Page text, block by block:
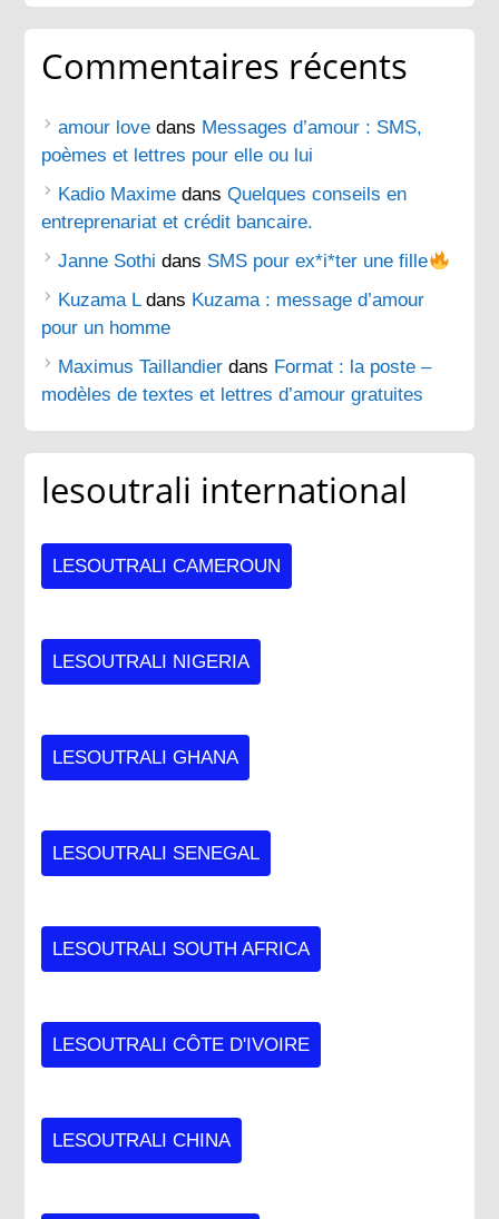
Commentaires récents
amour love dans Messages d’amour : SMS,
poèmes et lettres pour elle ou lui
Kadio Maxime dansQuelques conseils en
entreprenariat et crédit bancaire.
Janne Sothi dans SMS pour ex*i*ter une fille
Kuzama Ldans Kuzama : message d’amour
pour un homme
Maximus Taillandier dans Format : la poste –
modèles de textes et lettres d’amour gratuites
lesoutrali international
LESOUTRALI CAMEROUN
LESOUTRALI NIGERIA
LESOUTRALI GHANA
LESOUTRALI SENEGAL
LESOUTRALI SOUTH AFRICA
LESOUTRALI CÔTE D'IVOIRE
LESOUTRALI CHINA